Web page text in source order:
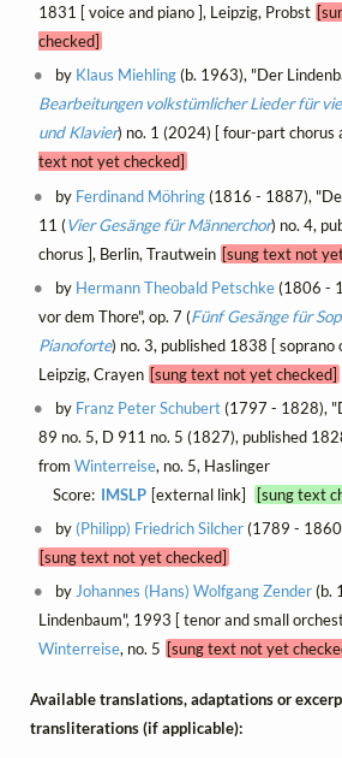
1831 [ voice and piano ], Leipzig, Probst
checked]
by Klaus Miehling(b. 1963), "Der
Bearbeitungen volkstümlicher Lieder für
und Klavier) no. 1 (2024) [ four-part chorus
text not yet checked]
by Ferdinand Möhring(1816 - 1887),
11 (Vier Gesänge für Männerchor) no. 4,
chorus ], Berlin, Trautwein [sung text not
by Hermann Theobald Petschke(1806 -
vor dem Thore", op. 7 (Fünf Gesänge für
Pianoforte) no. 3, published 1838 [ soprano
Leipzig, Crayen [sung text not yet checked]
by Franz Peter Schubert(1797 - 1828),
89 no. 5, D 911 no. 5 (1827), published
from Winterreise, no. 5, Haslinger
Score: IMSLP [external link]
[sung text
by (Philipp) Friedrich Silcher(1789 -
[sung text not yet checked]
by Johannes (Hans) Wolfgang Zender(b.
Lindenbaum", 1993 [ tenor and small
Winterreise, no. 5 [sung text not yet
Available translations, adaptations or
transliterations (if applicable):